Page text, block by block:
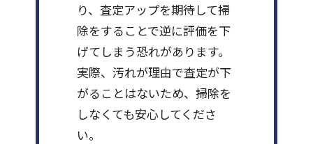
り、査定アップを期待して掃
除をすることで逆に評価を下
げてしまう恐れがあります。
実際、汚れが理由で査定が下
がることはないため、掃除を
しなくても安心してくださ
い。